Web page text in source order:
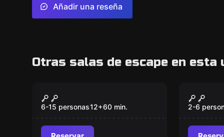
Añadir una reseña
Otras salas de escape en esta
Nuevo
Operación Diamante
6-15 personas12+60 min.
Nuevo
dedo??
2-6